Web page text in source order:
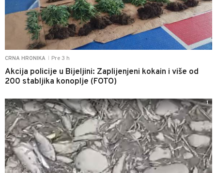
CRNA HRONIKA Pre 3 h
Akcija policije u Bijeljini: Zaplijenjeni kokain i više od
200 stabljika konoplje (FOTO)
1